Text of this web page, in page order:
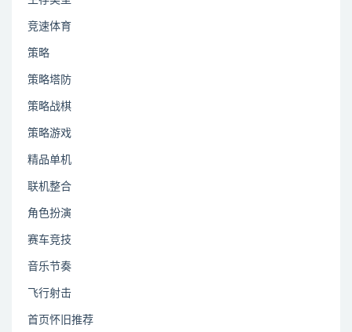
竞速体育
策略
策略塔防
策略战棋
策略游戏
精品单机
联机整合
角色扮演
赛车竞技
音乐节奏
飞行射击
首页怀旧推荐